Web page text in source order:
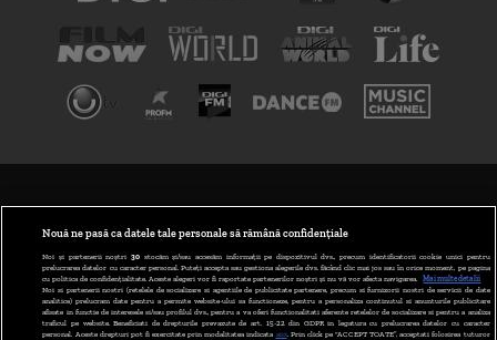
ABONARE DIGI TV
GESTIONAȚI PREFERINȚELE
Nouă ne pasă ca datele tale personale să rămână confidențiale
Noi și partenerii noștri 30stocăm și/sau accesăm informații pe dispozitivul dvs., precum identificatorii cookie unici pentru
prelucrarea datelor cu caracter personal. Puteți accepta sau gestiona alegerile dvs. făcând clic mai jos sau în orice moment, pe pagina
cu politica de confidențialitate. Aceste alegeri vor fi raportate partenerilor noștri și nu vă vor afecta navigarea.
Mai multe detalii
Noi si partenerii nostri (retelele de socializare si agentiile de publicitate partenere, precum si furnizorii nostri de servicii de date
analitice) prelucram date pentru a permite website-ului sa functioneze, pentru a personaliza continutul si anunturile publicitare
afisate in functie de interesele si/sau profilul dvs., pentru a va oferi functionalitati aferente retelelor de socializare si pentru a analiza
traficul pe website. Beneficiati de drepturile prevazute de art. 15-22 din GDPR in legatura cu prelucrarea datelor cu caracter
personal. Aceste drepturi pot fi exercitate prin modalitatea indicata aici. Prin click pe “ACCEPT TOATE”, acceptati folosirea tuturor